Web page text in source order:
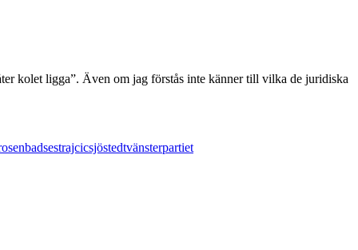
kolet ligga”. Även om jag förstås inte känner till vilka de juridiska
sestrajcicsjöstedtvänsterpartiet